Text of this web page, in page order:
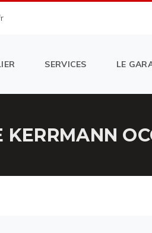
SERVICES LE